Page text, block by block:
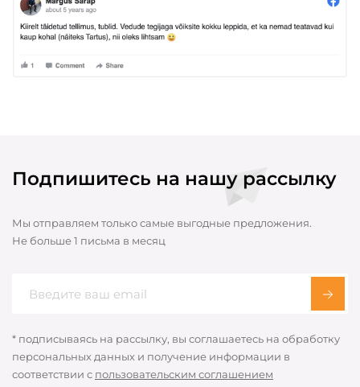
Подпишитесь на нашу рассылку
Мы отправляем только самые выгодные предложения.
Не больше 1 письма в месяц
* подписываясь на рассылку, вы соглашаетесь на обработку
персональных данных и получение информации в
соответствии с пользовательским соглашением